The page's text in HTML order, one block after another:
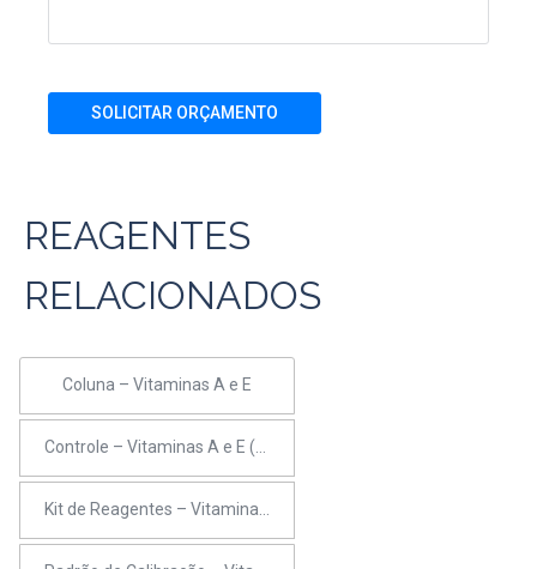
SOLICITAR ORÇAMENTO
REAGENTES
RELACIONADOS
Coluna – Vitaminas A e E